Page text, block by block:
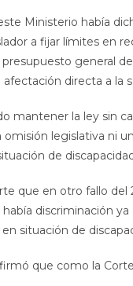
Ministerio había
a fijar límites en
general
directa a la
mantener la ley sin
legislativa ni
de
que en otro fallo
discriminación
situación de
que como la